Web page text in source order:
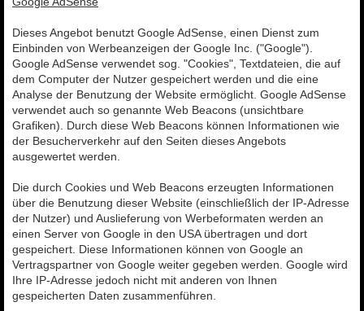
Dieses Angebot benutzt Google AdSense, einen Dienst zum
Einbinden von Werbeanzeigen der Google Inc. ("Google").
Google AdSense verwendet sog. "Cookies", Textdateien, die auf
dem Computer der Nutzer gespeichert werden und die eine
Analyse der Benutzung der Website ermöglicht. Google AdSense
verwendet auch so genannte Web Beacons (unsichtbare
Grafiken). Durch diese Web Beacons können Informationen wie
der Besucherverkehr auf den Seiten dieses Angebots
ausgewertet werden.
Die durch Cookies und Web Beacons erzeugten Informationen
über die Benutzung dieser Website (einschließlich der IP-Adresse
der Nutzer) und Auslieferung von Werbeformaten werden an
einen Server von Google in den USA übertragen und dort
gespeichert. Diese Informationen können von Google an
Vertragspartner von Google weiter gegeben werden. Google wird
Ihre IP-Adresse jedoch nicht mit anderen von Ihnen
gespeicherten Daten zusammenführen.